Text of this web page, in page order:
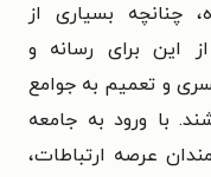
چنانچه بسیاری از
این برای رسانه و
و تعمیم به جوامع
با ورود به جامعه
عرصه ارتباطات‌،